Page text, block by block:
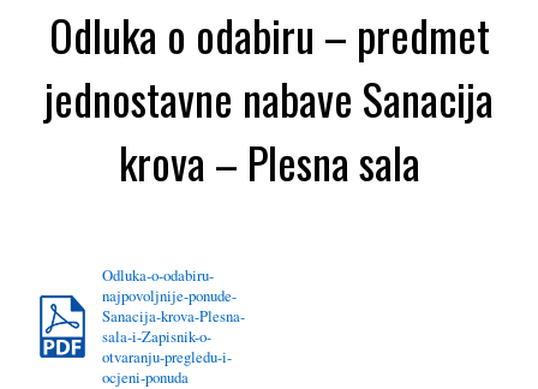
Odluka o odabiru – predmet
jednostavne nabave Sanacija
krova – Plesna sala
Odluka-o-odabiru-
najpovoljnije-ponude-
Sanacija-krova-Plesna-
sala-i-Zapisnik-o-
otvaranju-pregledu-i-
ocjeni-ponuda